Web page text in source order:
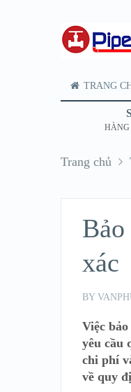
TRANG
HÀNG
Trang chủ
xác
BY
Việc
yêu cầu
chi phí
về quy